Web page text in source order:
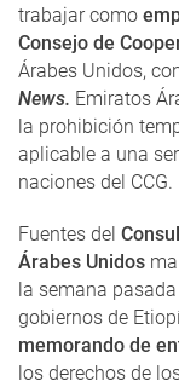
trabajar como
Consejo de
Árabes Unidos,
News. Emiratos
la prohibición
aplicable a una
naciones del CCG.
Fuentes del
Árabes Unidos
la semana
gobiernos de
memorando de
los derechos de